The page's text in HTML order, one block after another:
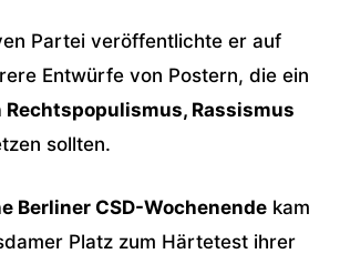
Partei veröffentlichte er auf
Entwürfe von Postern, die ein
Rechtspopulismus, Rassismus
sollten.
Berliner CSD-Wochenende kam
Platz zum Härtetest ihrer